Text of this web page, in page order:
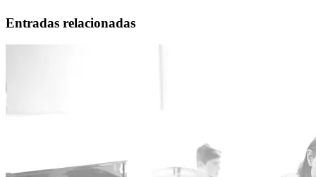
Entradas relacionadas